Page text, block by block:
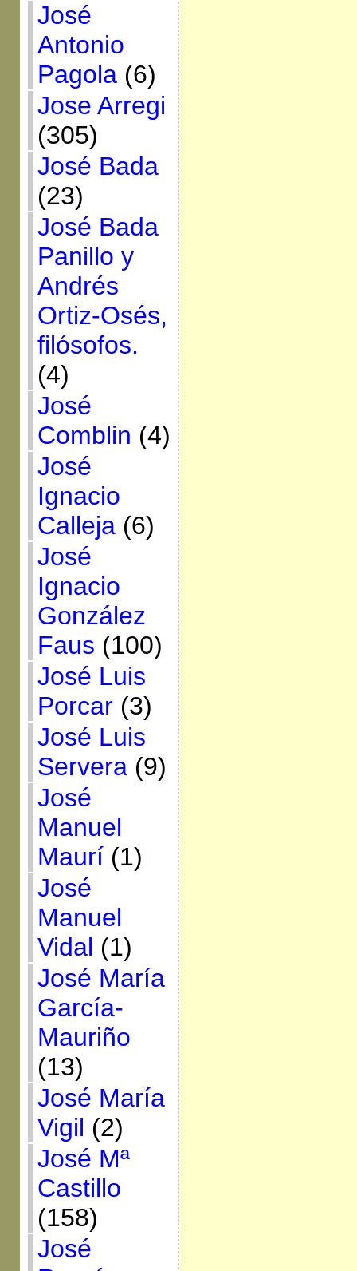
José
Antonio
Pagola(6)
Jose Arregi
(305)
José Bada
(23)
José Bada
Panillo y
Andrés
Ortiz-Osés,
filósofos.
(4)
José
Comblin (4)
José
Ignacio
Calleja(6)
José
Ignacio
González
Faus (100)
José Luis
Porcar(3)
José Luis
Servera(9)
José
Manuel
Maurí(1)
José
Manuel
Vidal (1)
José María
García-
Mauriño
(13)
José María
Vigil (2)
José Mª
Castillo
(158)
José